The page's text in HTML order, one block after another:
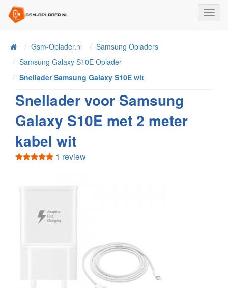
HomeGsm-Oplader.nl
Samsung Opladers
Samsung Galaxy S10E Oplader
Snellader Samsung Galaxy S10E wit
Snellader voor Samsung
Galaxy S10E met 2 meter
kabel wit
1 review